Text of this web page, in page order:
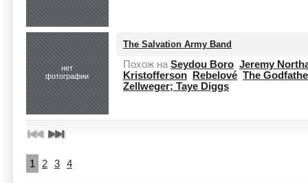
нет
фотографии
The Salvation Army Band
Похож на Seydou Boro Jeremy
Kristofferson
Rebelové The
Zellweger; Taye Diggs
1 2 3 4